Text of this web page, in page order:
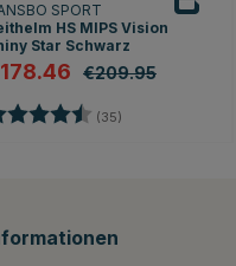
SPORT
HS MIPS Vision
Star Schwarz
€209.95
(35)